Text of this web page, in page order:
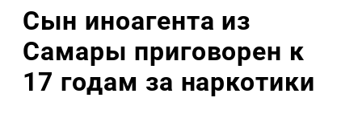
Сын иноагента из
Самары приговорен к
17 годам за наркотики